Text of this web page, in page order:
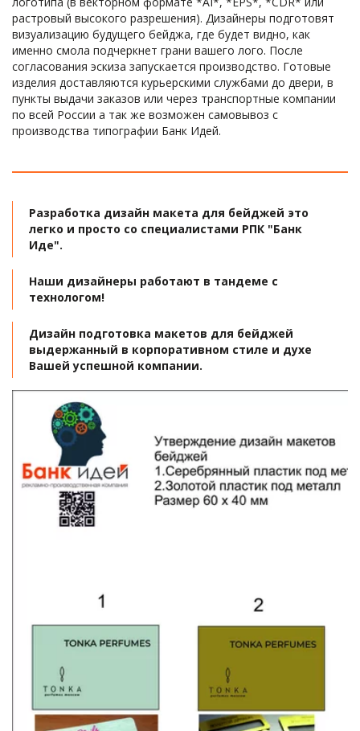
растровый высокого разрешения). Дизайнеры подготовят
визуализацию будущего бейджа, где будет видно, как
именно смола подчеркнет грани вашего лого. После
согласования эскиза запускается производство. Готовые
изделия доставляются курьерскими службами до двери, в
пункты выдачи заказов или через транспортные компании
по всей России а так же возможен самовывоз с
производства типографии Банк Идей.
Разработка дизайн макета для бейджей это
легко и просто со специалистами РПК "Банк
Иде".
Наши дизайнеры работают в тандеме с
технологом!
Дизайн подготовка макетов для бейджей
выдержанный в корпоративном стиле и духе
Вашей успешной компании.